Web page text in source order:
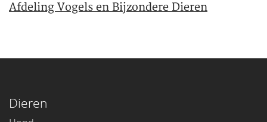
Afdeling Vogels en Bijzondere Dieren
Dieren